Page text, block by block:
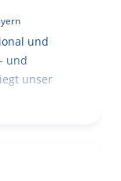
und
und
unser